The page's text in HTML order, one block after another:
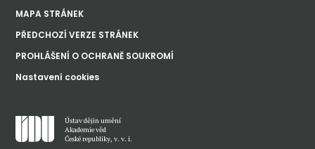
MAPA STRÁNEK
PŘEDCHOZÍ VERZE STRÁNEK
PROHLÁŠENÍ O OCHRANĚ SOUKROMÍ
Nastavení cookies
Ústav dějin umění
Akademie věd
České republiky, v. v. i.